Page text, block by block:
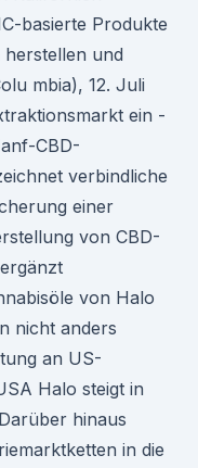
basierte Produkte
und
mbia), 12. Juli
ein -
CBD-
verbindliche
einer
von CBD-
von Halo
nicht anders
an US-
Halo steigt in
hinaus
in die